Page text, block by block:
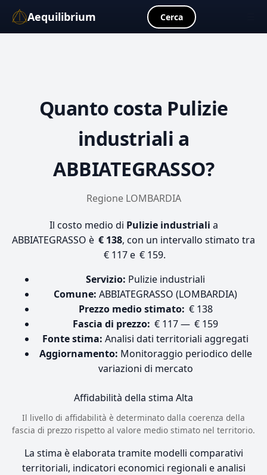
Aequilibrium Cerca
Quanto costa Pulizie
industriali a
ABBIATEGRASSO?
Regione LOMBARDIA
Il costo medio di Pulizie industriali a
ABBIATEGRASSO è € 138, con un intervallo stimato tra
€ 117 e € 159.
Servizio: Pulizie industriali
Comune: ABBIATEGRASSO (LOMBARDIA)
Prezzo medio stimato: € 138
Fascia di prezzo: € 117 — € 159
Fonte stima: Analisi dati territoriali aggregati
Aggiornamento: Monitoraggio periodico delle
variazioni di mercato
Affidabilità della stima Alta
Il livello di affidabilità è determinato dalla coerenza della
fascia di prezzo rispetto al valore medio stimato nel territorio.
La stima è elaborata tramite modelli comparativi
territoriali, indicatori economici regionali e analisi